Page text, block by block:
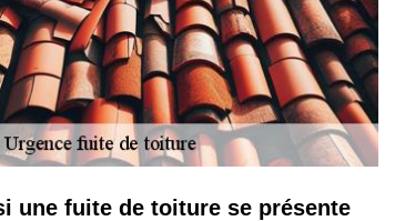
une fuite de toiture se présente